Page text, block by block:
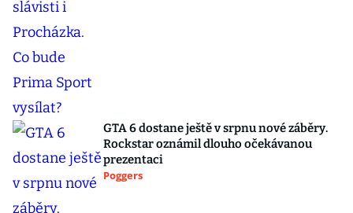
GTA 6 dostane ještě v srpnu nové záběry.
Rockstar oznámil dlouho očekávanou
prezentaci
Poggers